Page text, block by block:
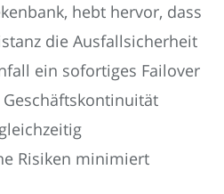
hebt hervor, dass
die Ausfallsicherheit
ein sofortiges Failover
Risiken minimiert